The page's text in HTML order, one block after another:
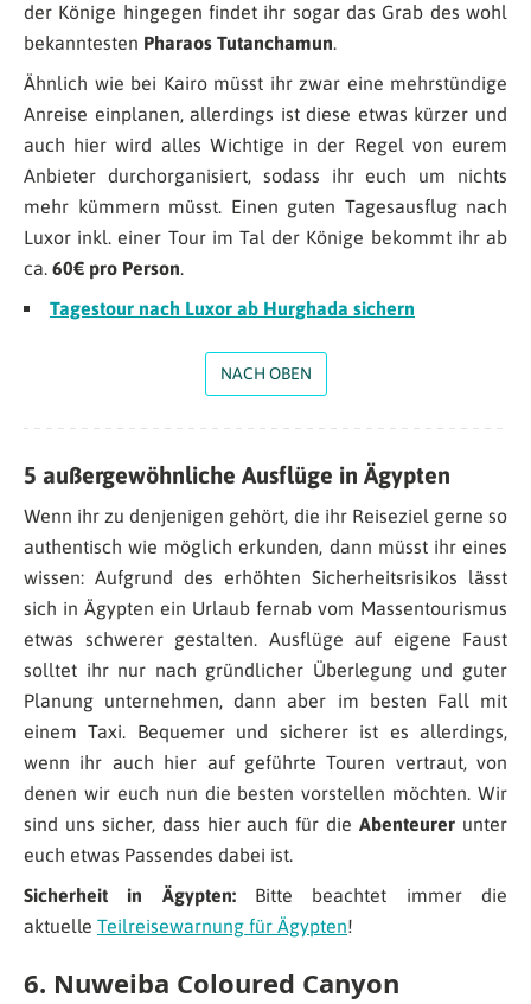
der Könige hingegen findet ihr sogar das Grab des wohl
bekanntesten Pharaos Tutanchamun.
Ähnlich wie bei Kairo müsst ihr zwar eine mehrstündige
Anreise einplanen, allerdings ist diese etwas kürzer und
auch hier wird alles Wichtige in der Regel von eurem
Anbieter durchorganisiert, sodass ihr euch um nichts
mehr kümmern müsst. Einen guten Tagesausflug nach
Luxor inkl. einer Tour im Tal der Könige bekommt ihr ab
ca. 60€ pro Person.
Tagestour nach Luxor ab Hurghada sichern
NACH OBEN
5 außergewöhnliche Ausflüge in Ägypten
Wenn ihr zu denjenigen gehört, die ihr Reiseziel gerne so
authentisch wie möglich erkunden, dann müsst ihr eines
wissen: Aufgrund des erhöhten Sicherheitsrisikos lässt
sich in Ägypten ein Urlaub fernab vom Massentourismus
etwas schwerer gestalten. Ausflüge auf eigene Faust
solltet ihr nur nach gründlicher Überlegung und guter
Planung unternehmen, dann aber im besten Fall mit
einem Taxi. Bequemer und sicherer ist es allerdings,
wenn ihr auch hier auf geführte Touren vertraut, von
denen wir euch nun die besten vorstellen möchten. Wir
sind uns sicher, dass hier auch für dieAbenteurer unter
euch etwas Passendes dabei ist.
Sicherheit in Ägypten: Bitte beachtet immer die
aktuelle Teilreisewarnung für Ägypten!
6. Nuweiba Coloured Canyon